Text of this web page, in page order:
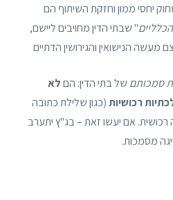
יחסי ממון וחזקת השיתוף הם
הכלליים" שבתי הדין מחויבים ליישם,
מעשה הנישואין והגירושין הדתיים
סמכותם של בתי הדין: הםלא
רכושיות(כגון שלילת כתובה
רכושית. אם יעשו זאת – בג"ץ יתערב
מסמכות.